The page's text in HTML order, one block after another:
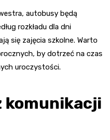
autobusy będą
rozkładu dla dni
się zajęcia szkolne. Warto
by dotrzeć na czas
uroczystości.
komunikacji